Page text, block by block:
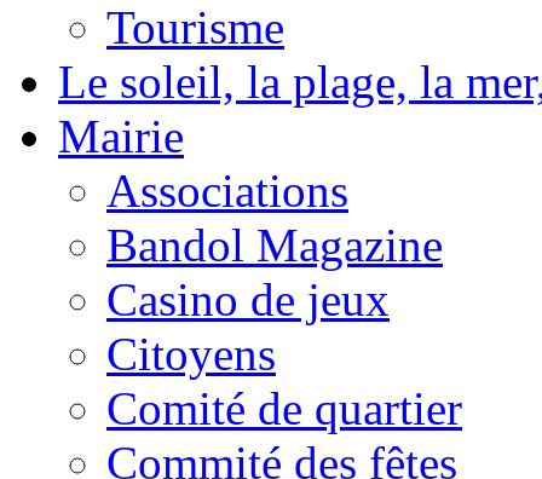
Tourisme
Le soleil, la plage, la
Mairie
Associations
Bandol Magazine
Casino de jeux
Citoyens
Comité de quartier
Commité des fêtes